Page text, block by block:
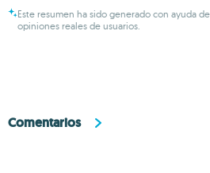
Este resumen ha sido generado con ayuda
opiniones reales de usuarios.
Comentarios